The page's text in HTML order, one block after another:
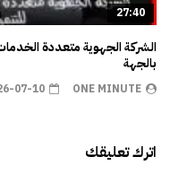
27:40
الشركة الجهوية متعددة
بالجهة
ONE MINUTE
07-10
اترك تعليقك